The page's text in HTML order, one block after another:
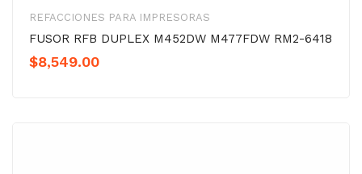
REFACCIONES PARA IMPRESORAS
FUSOR RFB DUPLEX M452DW M477FDW RM2-6418
$8,549.00